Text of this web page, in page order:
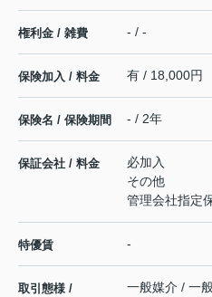
権利金 / 雑費 - / -
保険加入 / 料金 有 / 18,000円
保険名 / 保険期間 - / 2年
保証会社 / 料金
必加入
その他
管理会社指定
特優賃 -
取引態様 /
一般媒介 / 一